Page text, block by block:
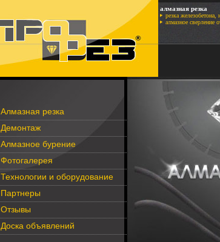
алмазная резка
резка железобетона,
алмазное сверление
Алмазная резка
Демонтаж
Алмазное бурение
Фотогалерея
Технологии и оборудование
Партнеры
Отзывы
Доска объявлений